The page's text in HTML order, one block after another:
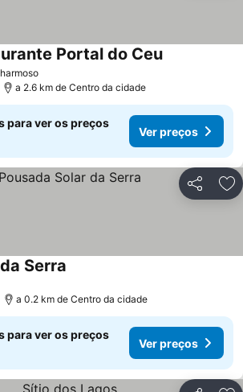
Portal do Ceu
a 2.6 km de Centro da cidade
para ver os preços
Ver preços
Partilhar
Serra
a 0.2 km de Centro da cidade
para ver os preços
Ver preços